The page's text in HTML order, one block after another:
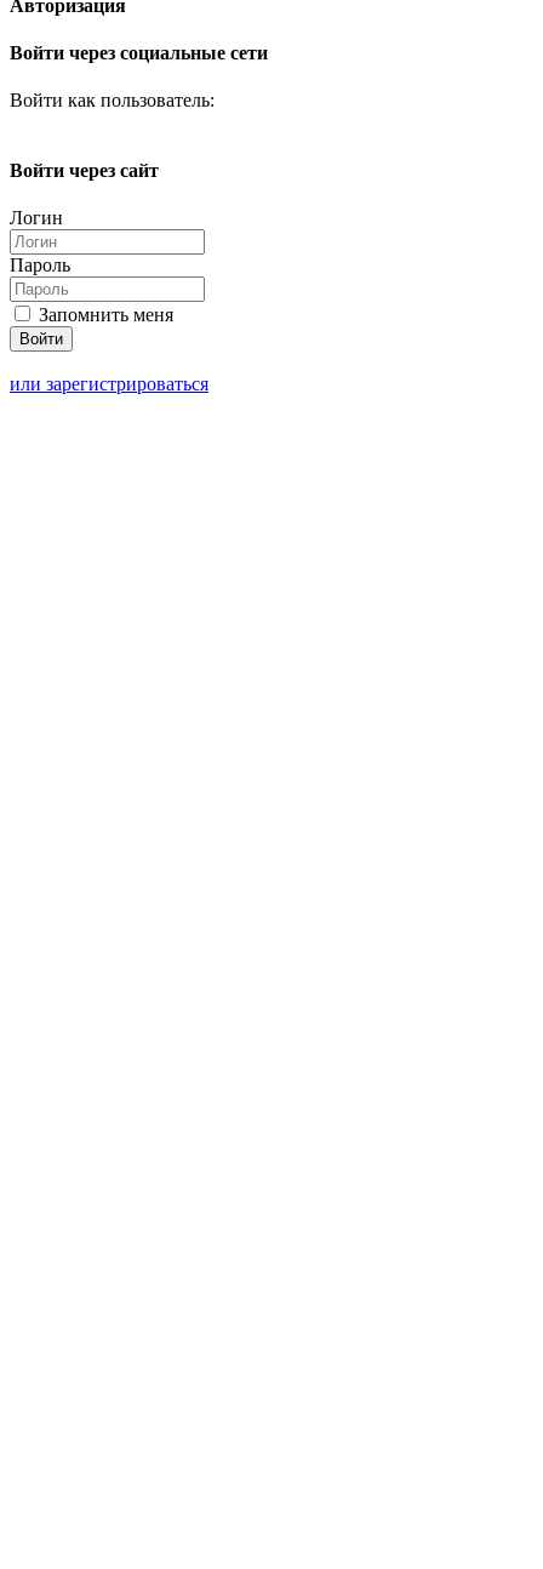
Авторизация
Войти через социальные сети
Войти как пользователь:
Войти через сайт
Логин
Пароль
Запомнить меня
или зарегистрироваться